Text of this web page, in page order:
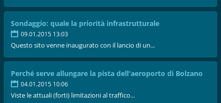
Sondaggio: quale la priorità infrastrutturale
09.01.2015 13:03
Questo sito venne inaugurato con il lancio di un...
Perché serve allungare la pista dell'aeroporto di Bolzano
04.01.2015 10:06
Viste le attuali (forti) limitazioni al traffico...